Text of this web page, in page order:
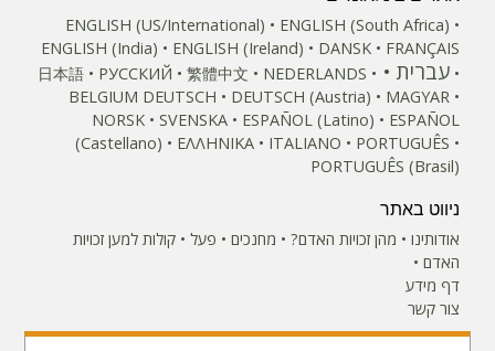
ENGLISH (US/International)
ENGLISH (South Africa)
ENGLISH (India)
ENGLISH (Ireland) DANSK FRANÇAIS
עברית 日本語 РУССКИЙ 繁體中文
NEDERLANDS
BELGIUM DEUTSCH DEUTSCH (Austria)
MAGYAR
NORSK
SVENSKA ESPAÑOL (Latino)
ESPAÑOL
(Castellano)
ΕΛΛΗΝΙΚA ITALIANO
PORTUGUÊS
PORTUGUÊS (Brasil)‎
ניווט באתר
אודותינו
מהן זכויות האדם? מחנכים פעל
קולות למען זכויות
האדם
דף מידע
צור קשר